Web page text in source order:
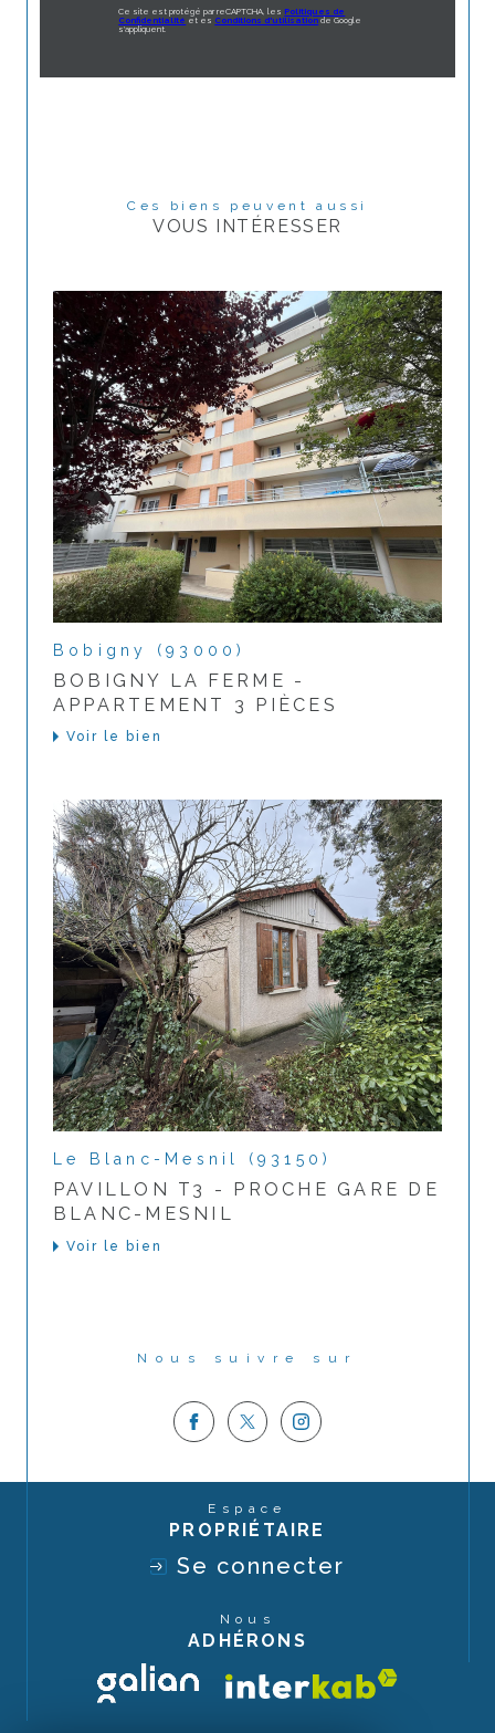
Ce site est protégé par reCAPTCHA, les Politiques de
Confidentialité et es Conditions d'utilisationde Google
s'appliquent.
Ces biens peuvent aussi
VOUS INTÉRESSER
Bobigny (93000)
BOBIGNY LA FERME -
APPARTEMENT 3 PIÈCES
Voir le bien
Le Blanc-Mesnil (93150)
PAVILLON T3 - PROCHE GARE DE
BLANC-MESNIL
Voir le bien
Nous suivre sur
Espace
PROPRIÉTAIRE
Se connecter
Nous
ADHÉRONS